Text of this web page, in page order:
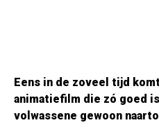
Eens in de zoveel tijd
animatiefilm die zó goed
volwassene gewoon